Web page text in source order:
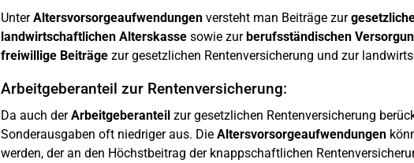
UnterAltersvorsorgeaufwendungenversteht man Beiträge zur
landwirtschaftlichen Alterskassesowie zurberufsständischen
freiwillige Beiträgezur gesetzlichen Rentenversicherung und zur
Arbeitgeberanteil zur Rentenversicherung:
Da auch derArbeitgeberanteilzur gesetzlichen Rentenversicherung
Sonderausgaben oft niedriger aus. Die Altersvorsorgeaufwendungen
werden, der an den Höchstbeitrag der knappschaftlichen